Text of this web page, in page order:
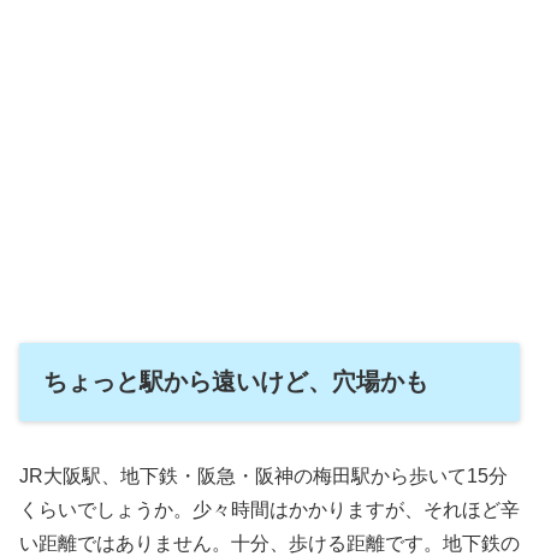
ちょっと駅から遠いけど、穴場かも
JR大阪駅、地下鉄・阪急・阪神の梅田駅から歩いて15分
くらいでしょうか。少々時間はかかりますが、それほど辛
い距離ではありません。十分、歩ける距離です。地下鉄の